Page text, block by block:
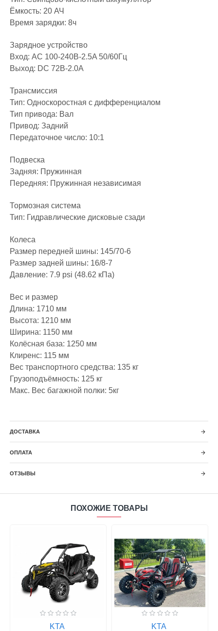
Ёмкость: 20 АЧ
Время зарядки: 8ч
Зарядное устройство
Вход: AC 100-240В-2.5A 50/60Гц
Выход: DC 72В-2.0А
Трансмиссия
Тип: Односкоростная с дифференциалом
Тип привода: Вал
Привод: Задний
Передаточное число: 10:1
Подвеска
Задняя: Пружинная
Передняя: Пружинная независимая
Тормозная система
Тип: Гидравлические дисковые сзади
Колеса
Размер передней шины: 145/70-6
Размер задней шины: 16/8-7
Давление: 7.9 psi (48.62 кПа)
Вес и размер
Длина: 1710 мм
Высота: 1210 мм
Ширина: 1150 мм
Колёсная база: 1250 мм
Клиренс: 115 мм
Вес транспортного средства: 135 кг
Грузоподъёмность: 125 кг
Макс. Вес багажной полки: 5кг
ДОСТАВКА
ОПЛАТА
ОТЗЫВЫ
ПОХОЖИЕ ТОВАРЫ
KTA KTA